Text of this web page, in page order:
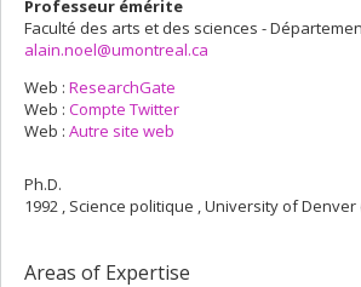
Professeur émérite
Faculté des arts et des sciences -
alain.noel@umontreal.ca
Web : ResearchGate
Web : Compte Twitter
Web : Autre site web
Ph.D.
1992 , Science politique , University of Denver
Areas of Expertise